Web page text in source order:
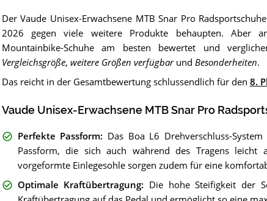
Der Vaude Unisex-Erwachsene MTB Snar Pro
2026 gegen viele weitere Produkte behaupten. Aber
Mountainbike-Schuhe am besten bewertet und
Vergleichsgröße, weitere Größen verfügbarund Besonderheiten.
Das reicht in der Gesamtbewertung schlussendlich für den 8.
Vaude Unisex-Erwachsene MTB Snar Pro
Perfekte Passform: Das Boa L6 Drehverschluss-
Passform, die sich auch während des Tragens leicht
vorgeformte Einlegesohle sorgen zudem für eine
Optimale Kraftübertragung: Die hohe Steifigkeit der